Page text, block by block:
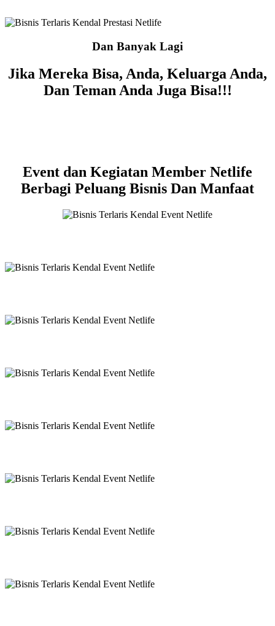
Dan Banyak Lagi
Jika Mereka Bisa, Anda, Keluarga Anda,
Dan Teman Anda Juga Bisa!!!
Event dan Kegiatan Member Netlife
Berbagi Peluang Bisnis Dan Manfaat